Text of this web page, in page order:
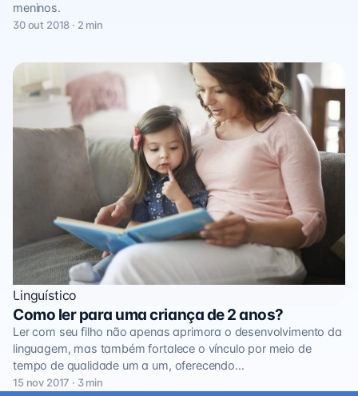
meninos.
30 out 2018 · 2 min
Linguístico
Como ler para uma criança de 2 anos?
Ler com seu filho não apenas aprimora o desenvolvimento da
linguagem, mas também fortalece o vínculo por meio de
tempo de qualidade um a um, oferecendo…
15 nov 2017 · 3 min